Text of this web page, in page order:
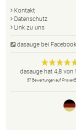
Kontakt
Datenschutz
Link zu uns
dasauge bei Facebook
dasauge
Designer,
Portfolios
und Jobs.
Anonym
dasauge hat4,8 von
37Bewertungen auf